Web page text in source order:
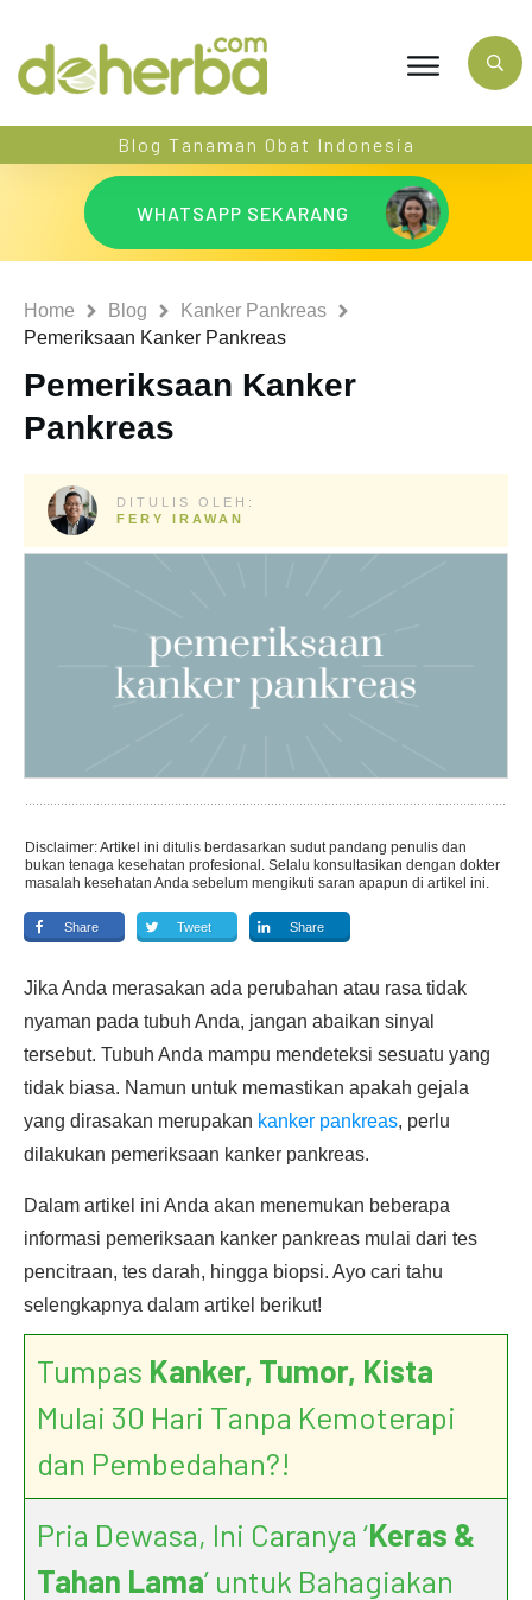
Blog Tanaman Obat Indonesia
WHATSAPP SEKARANG
Home Blog
Kanker Pankreas
Pemeriksaan Kanker Pankreas
Pemeriksaan Kanker
Pankreas
DITULIS OLEH:
FERY IRAWAN
Disclaimer: Artikel ini ditulis berdasarkan sudut pandang penulis dan
bukan tenaga kesehatan profesional. Selalu konsultasikan dengan dokter
masalah kesehatan Anda sebelum mengikuti saran apapun di artikel ini.
Share Tweet Share
Jika Anda merasakan ada perubahan atau rasa tidak
nyaman pada tubuh Anda, jangan abaikan sinyal
tersebut. Tubuh Anda mampu mendeteksi sesuatu yang
tidak biasa. Namun untuk memastikan apakah gejala
yang dirasakan merupakan kanker pankreas, perlu
dilakukan pemeriksaan kanker pankreas.
Dalam artikel ini Anda akan menemukan beberapa
informasi pemeriksaan kanker pankreas mulai dari tes
pencitraan, tes darah, hingga biopsi. Ayo cari tahu
selengkapnya dalam artikel berikut!
Tumpas Kanker, Tumor, Kista
Mulai 30 Hari Tanpa Kemoterapi
dan Pembedahan?!
Pria Dewasa, Ini Caranya ‘Keras &
Tahan Lama’ untuk Bahagiakan